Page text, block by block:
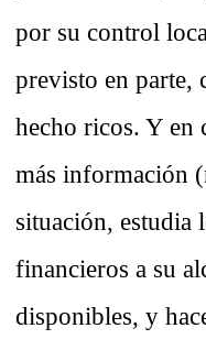
por su control
previsto en parte,
hecho ricos. Y en
más información
situación, estudia
financieros a su
disponibles, y